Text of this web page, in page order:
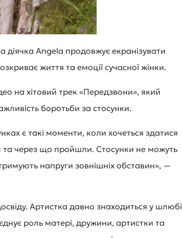
діячка Angela продовжує екранізувати
життя та емоції сучасної жінки.
на хітовий трек «Передзвони», який
боротьби за стосунки.
є такі моменти, коли хочеться здатися
та через що пройшли. Стосунки не можуть
напруги зовнішніх обставин», —
Артистка давно знаходиться у шлюбі
роль матері, дружини, артистки та